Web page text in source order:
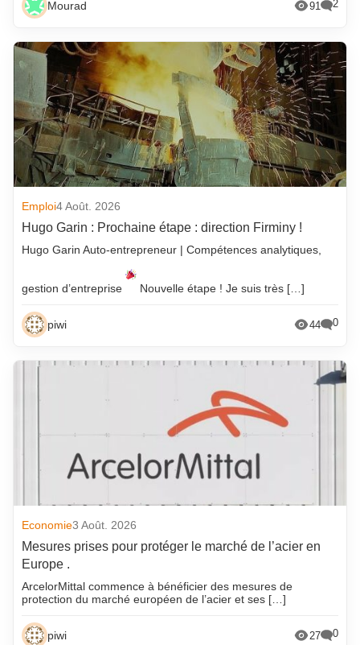
Mourad 91 2
Emploi4 Août. 2026
Hugo Garin : Prochaine étape : direction Firminy !
Hugo Garin Auto-entrepreneur | Compétences analytiques,
gestion d’entreprise Nouvelle étape ! Je suis très […]
piwi 44 0
Economie3 Août. 2026
Mesures prises pour protéger le marché de l’acier en
Europe .
ArcelorMittal commence à bénéficier des mesures de
protection du marché européen de l’acier et ses […]
piwi 27 0